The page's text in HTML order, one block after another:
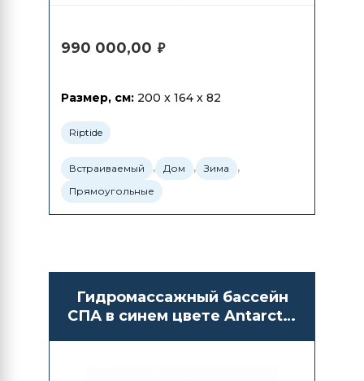
990 000,00 ₽
Размер, см: 200 x 164 x 82
Riptide
Встраиваемый , Дом , Зима ,
Прямоугольные
Гидромассажный бассейн
СПА в синем цвете Antarctic